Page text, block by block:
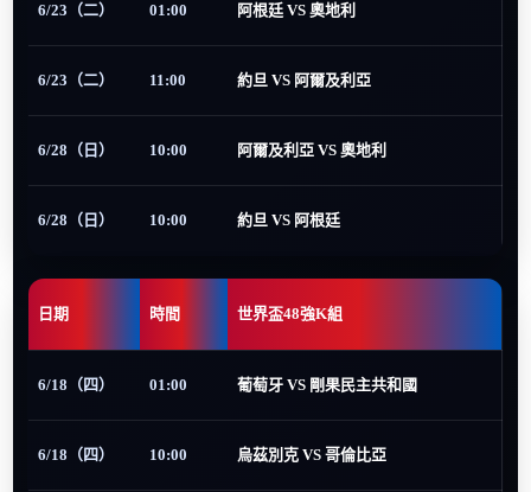
6/23（二） 01:00 阿根廷 VS 奧地利
6/23（二） 11:00 約旦 VS 阿爾及利亞
6/28（日） 10:00 阿爾及利亞 VS 奧地利
6/28（日） 10:00 約旦 VS 阿根廷
日期 時間 世界盃48強K組
6/18（四） 01:00 葡萄牙 VS 剛果民主共和國
6/18（四） 10:00 烏茲別克 VS 哥倫比亞